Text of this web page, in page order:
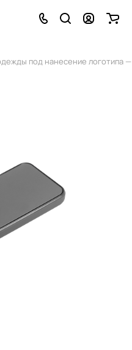
под нанесение логотипа